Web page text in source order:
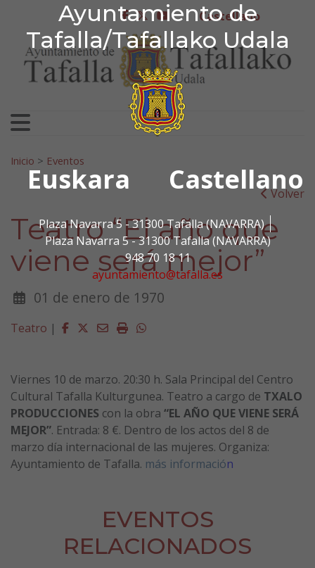
Ayuntamiento de
Tafalla/Tafallako Udala
Euskara Castellano
Plaza Navarra 5 - 31300 Tafalla (NAVARRA)
Plaza Navarra 5 - 31300 Tafalla (NAVARRA)
948 70 18 11
ayuntamiento@tafalla.es
Ir al contenido
Ayuntamiento de
facebook
twitter
youtubeCastellano
Search for:
Inicio > Eventos
Volver
Teatro “El año que
viene será mejor”
01 de enero de 1970
Teatro | Facebook
Twitter
EmailImprimirWhatsapp
Viernes 10 de marzo. 20:30 h. Sala Principal del Centro
Cultural Tafalla Kulturgunea. Teatro a cargo de TXALO
PRODUCCIONES con la obra “EL AÑO QUE VIENE SERÁ
MEJOR”. Entrada: 8 €. Dentro de los actos del 8 de
marzo día internacional de las mujeres. Organiza:
Ayuntamiento de Tafalla. más información
EVENTOS
RELACIONADOS